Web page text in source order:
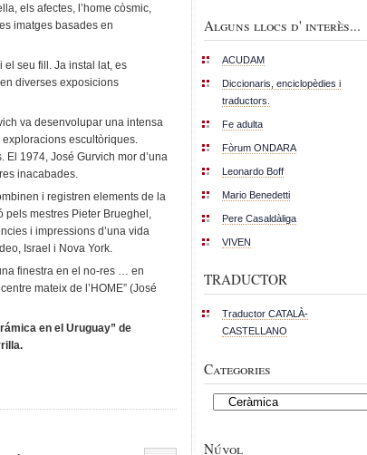
els afectes, l’home còsmic,
imatges basades en
el seu fill. Ja instal lat, es
diverses exposicions
va desenvolupar una intensa
escultòriques.
1974, José Gurvich mor d’una
inacabades.
i registren elements de la
mestres Pieter Brueghel,
i impressions d’una vida
Israel i Nova York.
finestra en el no-res … en
mateix de l’HOME” (José
en el Uruguay” de
Alguns llocs d' interès...
ACUDAM
Diccionaris, enciclopèdies i
traductors.
Fe adulta
Fòrum ONDARA
Leonardo Boff
Mario Benedetti
Pere Casaldàliga
VIVEN
TRADUCTOR
Traductor CATALÀ-
CASTELLANO
Categories
Categories
Núvol